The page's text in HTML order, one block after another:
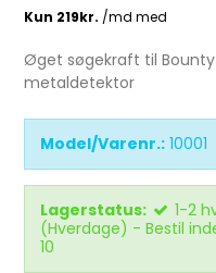
Øget søgekraft til
metaldetektor
Model/Varenr.: 10001
Lagerstatus:
1-2
(Hverdage) - Bestil
10